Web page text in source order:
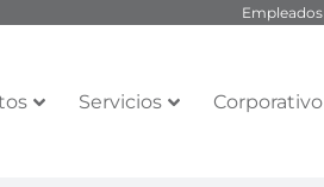
Empleados
Servicios Corporativo